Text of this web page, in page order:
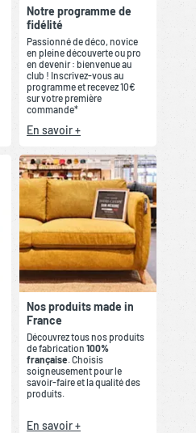
Notre programme de
fidélité
Passionné de déco, novice
en pleine découverte ou pro
en devenir : bienvenue au
club ! Inscrivez-vous au
programme et recevez 10€
sur votre première
commande*
En savoir +
Nos produits made in
France
Découvrez tous nos produits
de fabrication 100%
française . Choisis
soigneusement pour le
savoir-faire et la qualité des
produits.
En savoir +